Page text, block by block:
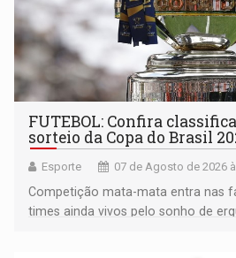
FUTEBOL: Confira
sorteio da Copa do Brasil
Esporte 07 de Agosto de 2026
Competição mata-mata entra nas
times ainda vivos pelo sonho de